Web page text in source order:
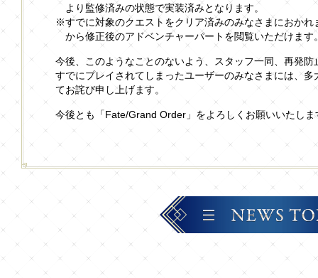
より監修済みの状態で実装済みとなります。
※すでに対象のクエストをクリア済みのみなさまにおか
から修正後のアドベンチャーパートを閲覧いただけます
今後、このようなことのないよう、スタッフ一同、再発
すでにプレイされてしまったユーザーのみなさまには、
てお詫び申し上げます。
今後とも「Fate/Grand Order」をよろしくお願いいたしま